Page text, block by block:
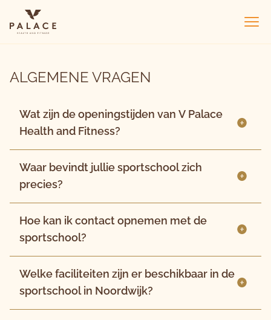
Van der Valk Palace Hotel Noordwijk
ALGEMENE VRAGEN
Wat zijn de openingstijden van V Palace
Health and Fitness?
Waar bevindt jullie sportschool zich
precies?
Hoe kan ik contact opnemen met de
sportschool?
Welke faciliteiten zijn er beschikbaar in de
sportschool in Noordwijk?